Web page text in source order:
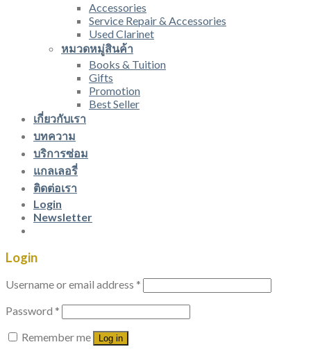
Accessories
Service Repair & Accessories
Used Clarinet
หมวดหมู่สินค้า
Books & Tuition
Gifts
Promotion
Best Seller
เกี่ยวกับเรา
บทความ
บริการซ่อม
แกลเลอรี่
ติดต่อเรา
Login
Newsletter
Login
Username or email address *
Password *
Remember me
Log in